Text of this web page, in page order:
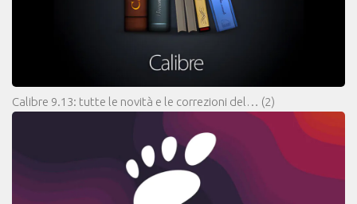
Calibre 9.13: tutte le novità e le correzioni del… (2)